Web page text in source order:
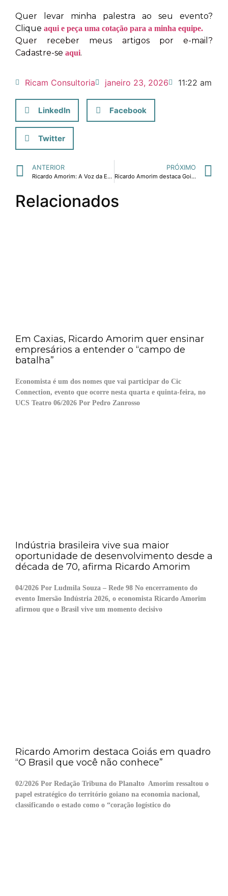
Quer levar minha palestra ao seu evento?
Clique aqui e peça uma cotação para a minha equipe.
Quer receber meus artigos por e-mail?
Cadastre-se aqui.
Ricam Consultoria janeiro 23, 2026 11:22 am
LinkedIn Facebook
Twitter
ANTERIOR
Ricardo Amorim: A Voz da Estratégia e a Ascensão no Epicentro da Economia Global
PRÓXIMO
Ricardo Amorim destaca Goiás em quadro “O Brasil que você não conhece”
Relacionados
Em Caxias, Ricardo Amorim quer ensinar
empresários a entender o “campo de
batalha”
Economista é um dos nomes que vai participar do Cic
Connection, evento que ocorre nesta quarta e quinta-feira, no
UCS Teatro 06/2026 Por Pedro Zanrosso
Indústria brasileira vive sua maior
oportunidade de desenvolvimento desde a
década de 70, afirma Ricardo Amorim
04/2026 Por Ludmila Souza – Rede 98 No encerramento do
evento Imersão Indústria 2026, o economista Ricardo Amorim
afirmou que o Brasil vive um momento decisivo
Ricardo Amorim destaca Goiás em quadro
“O Brasil que você não conhece”
02/2026 Por Redação Tribuna do Planalto Amorim ressaltou o
papel estratégico do território goiano na economia nacional,
classificando o estado como o “coração logístico do